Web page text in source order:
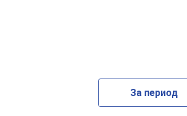
За период